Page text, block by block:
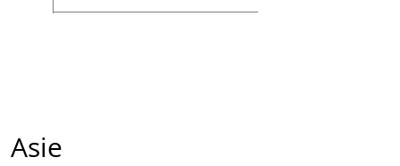
Asie